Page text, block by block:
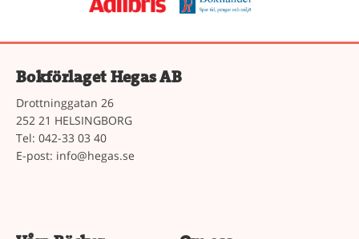
Bokförlaget Hegas AB
Drottninggatan 26
252 21 HELSINGBORG
Tel: 042-33 03 40
E-post: info@hegas.se